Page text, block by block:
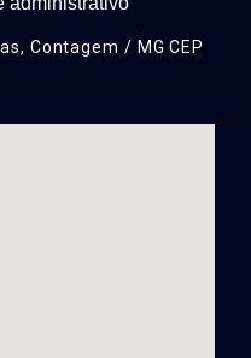
Contagem / MG CEP